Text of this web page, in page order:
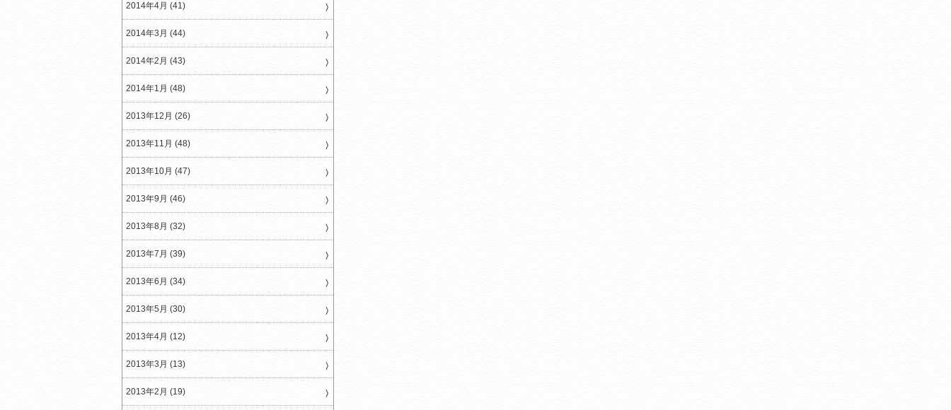
2014年4月 (41)
2014年3月 (44)
2014年2月 (43)
2014年1月 (48)
2013年12月 (26)
2013年11月 (48)
2013年10月 (47)
2013年9月 (46)
2013年8月 (32)
2013年7月 (39)
2013年6月 (34)
2013年5月 (30)
2013年4月 (12)
2013年3月 (13)
2013年2月 (19)